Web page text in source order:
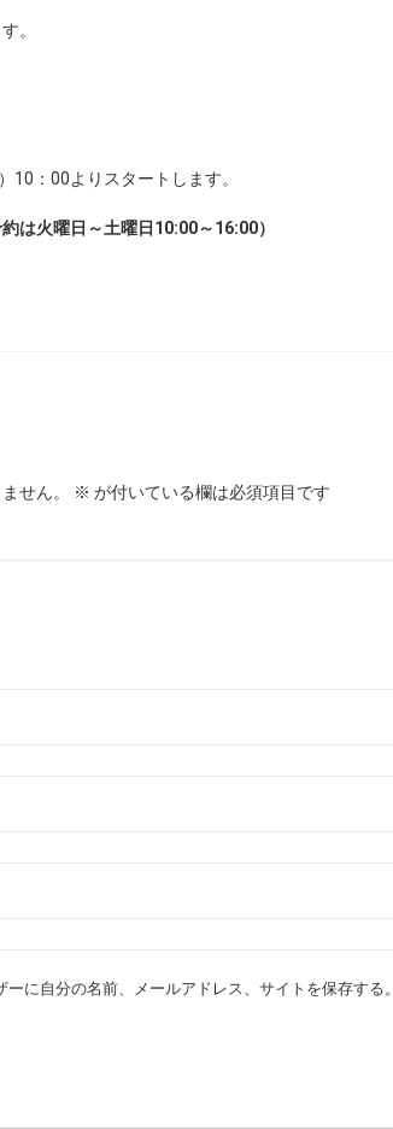
。
10：00よりスタートします。
約は火曜日～土曜日10:00～16:00）
せん。 ※ が付いている欄は必須項目です
に自分の名前、メールアドレス、サイトを保存する。